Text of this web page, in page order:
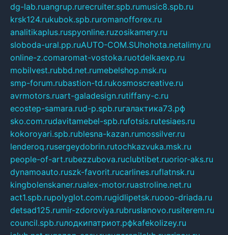
dg-lab.ruangrup.rurecruiter.spb.rumusic8.spb.ru
krsk124.rukubok.spb.ruromanofforex.ru
analitikaplus.ruspyonline.ruzosikamery.ru
sloboda-ural.pp.ruAUTO-COM.SUhohota.netalimy.ru
online-z.comaromat-vostoka.ruotdelkaexp.ru
mobilvest.rubbd.net.rumebelshop.msk.ru
smp-forum.rubastion-td.rukosmoscreative.ru
avrmotors.ruart-galadesign.rutiffany-c.ru
ecostep-samara.rud-p.spb.ruгалактика73.рф
sko.com.rudavitamebel-spb.rufotsis.rutesiaes.ru
kokoroyari.spb.rublesna-kazan.rumossilver.ru
lenderoq.rusergeydobrin.rutochkazvuka.msk.ru
people-of-art.rubezzubova.ruclubtibet.ruorior-aks.ru
dynamoauto.ruszk-favorit.rucarlines.ruflatnsk.ru
kingbolenskaner.rualex-motor.ruastroline.net.ru
act1.spb.rupolyglot.com.rugidlipetsk.ruooo-driada.ru
detsad125.rumir-zdoroviya.rubruslanovo.rusiterem.ru
council.spb.ruлодкипатриот.рфkafekolizey.ru